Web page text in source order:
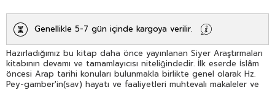
Genellikle 5-7 gün içinde kargoya verilir.
Hazırladığımız bu kitap daha önce yayınlanan Siyer Araştırmaları
kitabının devamı ve tamamlayıcısı niteliğindedir. İlk eserde İslâm
öncesi Arap tarihi konuları bulunmakla birlikte genel olarak Hz.
Pey-gamber'in(sav) hayatı ve faaliyetleri muhtevalı makaleler ve